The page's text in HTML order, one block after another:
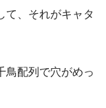
て、それがキャタ
鳥配列で穴がめっ